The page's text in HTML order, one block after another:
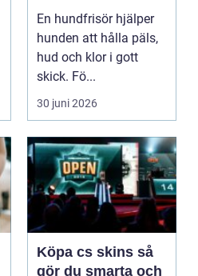
bästa sätt
En hundfrisör hjälper
hunden att hålla päls,
hud och klor i gott
skick. Fö...
30 juni 2026
Köpa cs skins så
gör du smarta och